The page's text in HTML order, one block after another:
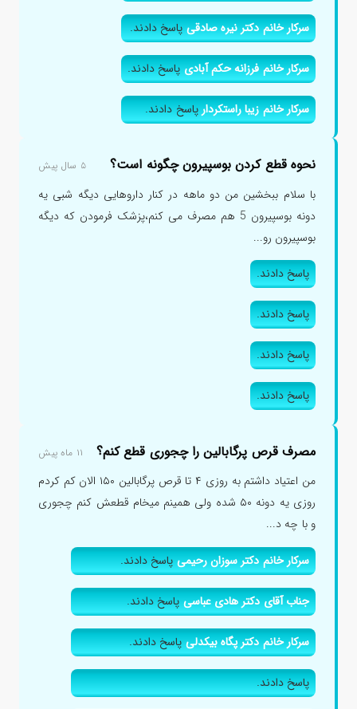
سرکار خانم دکتر نیره صادقیپاسخ دادند.
سرکار خانم فرزانه حکم آبادیپاسخ دادند.
سرکار خانم زیبا راستکردارپاسخ دادند.
نحوه قطع کردن بوسپیرون چگونه است؟ ۵ سال پیش
با سلام ببخشین من دو ماهه در کنار داروهایی دیگه شبی یه
دونه بوسپیرون 5 هم مصرف می کنم،پزشک فرمودن که دیگه
بوسپیرون رو...
پاسخ دادند.
پاسخ دادند.
پاسخ دادند.
پاسخ دادند.
مصرف قرص پرگابالین را چجوری قطع کنم؟ ۱۱ ماه پیش
من اعتیاد داشتم به روزی ۴ تا قرص پرگابالین ۱۵۰ الان کم کردم
روزی یه دونه ۵۰ شده ولی همینم میخام قطعش کنم چجوری
و با چه د...
سرکار خانم دکتر سوزان رحیمیپاسخ دادند.
جناب آقای دکتر هادی عباسیپاسخ دادند.
سرکار خانم دکتر پگاه بیکدلیپاسخ دادند.
پاسخ دادند.